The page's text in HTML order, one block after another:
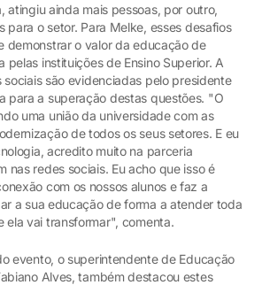
atingiu ainda mais pessoas, por outro,
para o setor. Para Melke, esses desafios
demonstrar o valor da educação de
pelas instituições de Ensino Superior. A
são evidenciadas pelo presidente
para a superação destas questões. "O
uma união da universidade com as
de todos os seus setores. E eu
acredito muito na parceria
nas redes sociais. Eu acho que isso é
com os nossos alunos e faz a
a sua educação de forma a atender toda
ela vai transformar", comenta.
evento, o superintendente de Educação
Alves, também destacou estes